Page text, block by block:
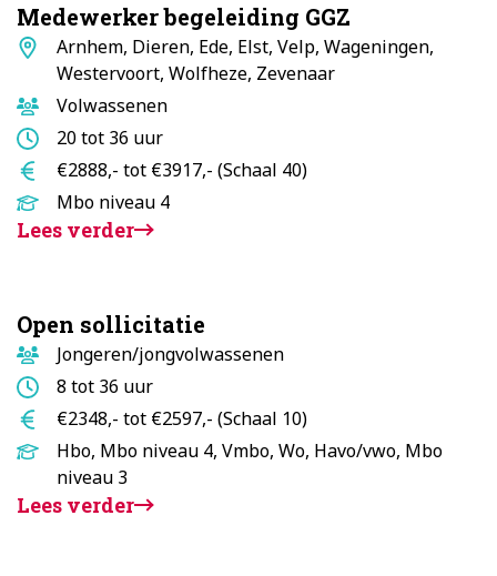
Medewerker begeleiding GGZ
Standplaats
Arnhem, Dieren, Ede, Elst, Velp, Wageningen,
Westervoort, Wolfheze, Zevenaar
Doelgroep
Volwassenen
Aantal
uur
20 tot 36 uur
Salaris€2888,- tot €3917,- (Schaal 40)
Opleidingsniveau
Mbo niveau 4
Lees verder
Open sollicitatie
DoelgroepJongeren/jongvolwassenen
Aantal
uur
8 tot 36 uur
Salaris€2348,- tot €2597,- (Schaal 10)
Opleidingsniveau
Hbo, Mbo niveau 4, Vmbo, Wo, Havo/vwo, Mbo
niveau 3
Lees verder